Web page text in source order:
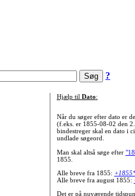
?
Hjælp til Dato:
Når du søger efter dato er
(f.eks. er 1855-08-02 den
bindestreger skal en dato i
undlade søgeord.
Man skal altså søge efter
1855.
Alle breve fra 1855:
Alle breve fra august 1855:
Det er på nuværende